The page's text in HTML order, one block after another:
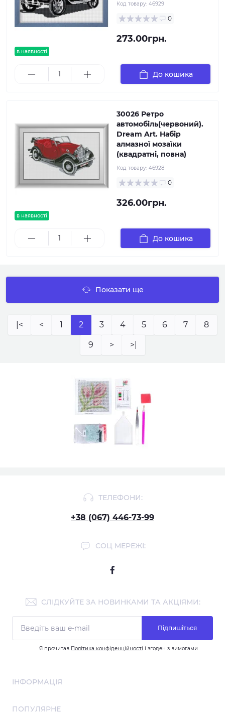
в наявності
Код товару: 46929
0
273.00грн.
До кошика
в наявності
30026 Ретро
автомобіль(червоний).
Dream Art. Набір
алмазної мозаїки
(квадратні, повна)
Код товару: 46928
0
326.00грн.
До кошика
Показати ще
|< < 1 2 3 4 5 6 7 8
9 > >|
ТЕЛЕФОНИ:
+38 (067) 446-73-99
СОЦ МЕРЕЖІ:
СЛІДКУЙТЕ ЗА НОВИНКАМИ ТА АКЦІЯМИ:
Підпишіться
Я прочитав Політика конфіденційності і згоден з вимогами
ІНФОРМАЦІЯ
ПОПУЛЯРНЕ